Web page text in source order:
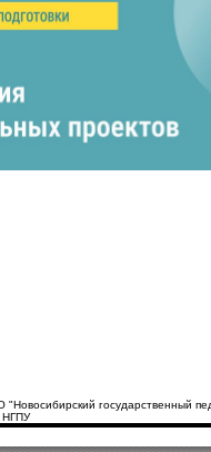
государственный
НГПУ